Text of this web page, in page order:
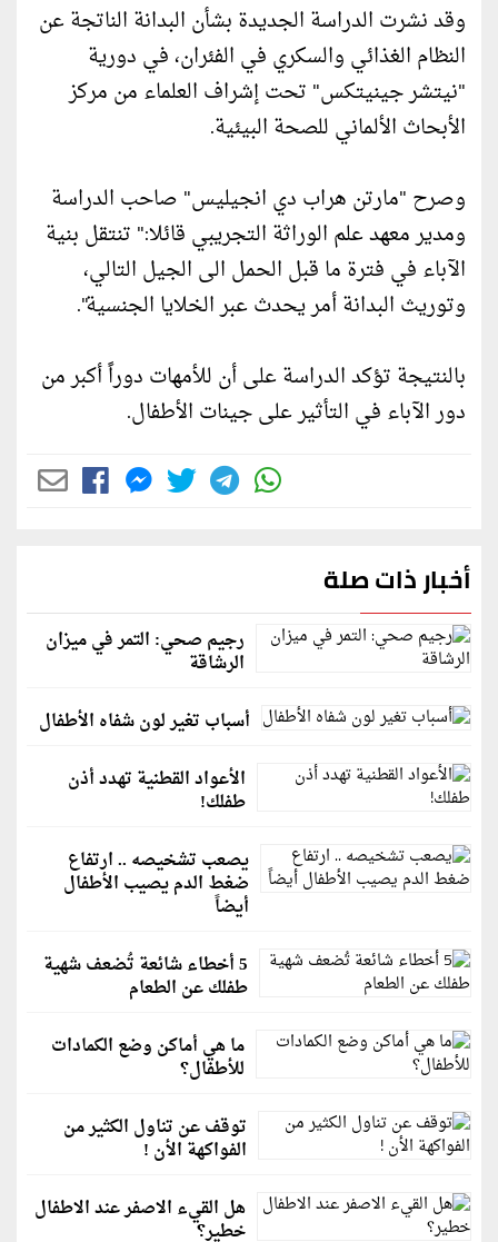
وقد نشرت الدراسة الجديدة بشأن البدانة الناتجة عن
النظام الغذائي والسكري في الفئران، في دورية
"نيتشر جينيتكس" تحت إشراف العلماء من مركز
الأبحاث الألماني للصحة البيئية.
وصرح "مارتن هراب دي انجيليس" صاحب الدراسة
ومدير معهد علم الوراثة التجريبي قائلا:" تنتقل بنية
الآباء في فترة ما قبل الحمل الى الجيل التالي،
وتوريث البدانة أمر يحدث عبر الخلايا الجنسية".
بالنتيجة تؤكد الدراسة على أن للأمهات دوراً أكبر من
دور الآباء في التأثير على جينات الأطفال.
أخبار ذات صلة
رجيم صحي: التمر في ميزان
الرشاقة
أسباب تغير لون شفاه الأطفال
الأعواد القطنية تهدد أذن
طفلك!
يصعب تشخيصه .. ارتفاع
ضغط الدم يصيب الأطفال
أيضاً
5 أخطاء شائعة تُضعف شهية
طفلك عن الطعام
ما هي أماكن وضع الكمادات
للأطفال؟
توقف عن تناول الكثير من
الفواكهة الأن !
هل القيء الاصفر عند الاطفال
خطير؟